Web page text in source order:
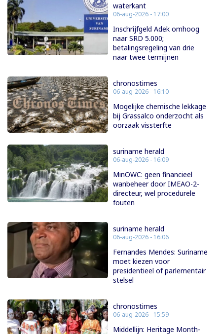
waterkant
06-aug-2026 - 17:00
Inschrijfgeld Adek omhoog
naar SRD 5.000;
betalingsregeling van drie
naar twee termijnen
chronostimes
06-aug-2026 - 16:10
Mogelijke chemische lekkage
bij Grassalco onderzocht als
oorzaak vissterfte
suriname herald
06-aug-2026 - 16:09
MinOWC: geen financieel
wanbeheer door IMEAO-2-
directeur, wel procedurele
fouten
suriname herald
06-aug-2026 - 16:06
Fernandes Mendes: Suriname
moet kiezen voor
presidentieel of parlementair
stelsel
chronostimes
06-aug-2026 - 15:59
Middellijn: Heritage Month-